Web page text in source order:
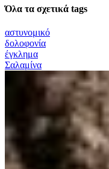
Όλα τα σχετικά tags
αστυνομικό
δολοφονία
έγκλημα
Σαλαμίνα